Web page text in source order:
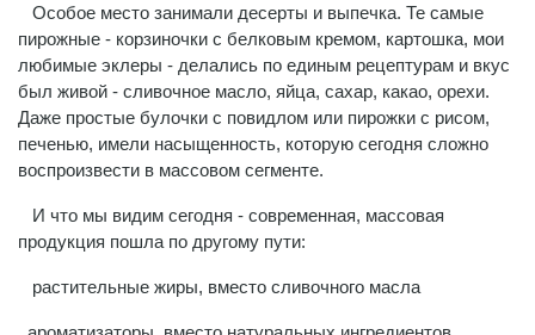
Особое место занимали десерты и выпечка. Те самые
пирожные - корзиночки с белковым кремом, картошка, мои
любимые эклеры - делались по единым рецептурам и вкус
был живой - сливочное масло, яйца, сахар, какао, орехи.
Даже простые булочки с повидлом или пирожки с рисом,
печенью, имели насыщенность, которую сегодня сложно
воспроизвести в массовом сегменте.
И что мы видим сегодня - современная, массовая
продукция пошла по другому пути:
растительные жиры, вместо сливочного масла